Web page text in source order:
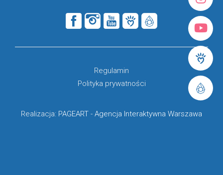
Realizacja: PAGEART - Agencja Interaktywna Warszawa
Regulamin
Polityka prywatności